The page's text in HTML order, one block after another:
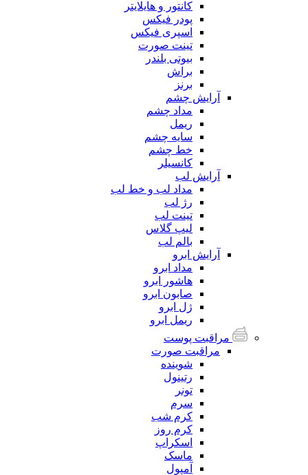
کانتور و هایلایتر
پودر فیکس
اسپری فیکس
تینت صورت
بیوتی بلندر
براش
برنز
آرایش چشم
مداد چشم
ریمل
سایه چشم
خط چشم
کانسیلر
آرایش لب
مداد لب و خط لب
رژ لب
تینت لب
لیپ گلاس
بالم لب
آرایش ابرو
مداد ابرو
هاشور ابرو
صابون ابرو
ژل ابرو
ریمل ابرو
مراقبت پوست
مراقبت صورت
شوینده
رتینول
تونر
سرم
کرم شب
کرم روز
اسکراپ
ماسک
آمپول